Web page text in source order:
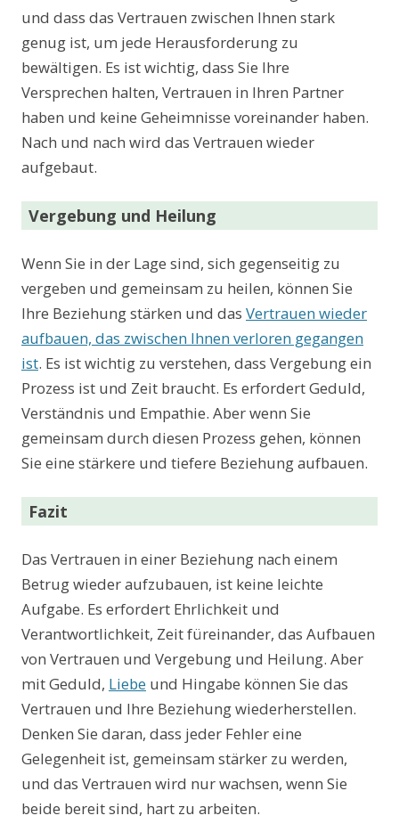
und dass das Vertrauen zwischen Ihnen stark
genug ist, um jede Herausforderung zu
bewältigen. Es ist wichtig, dass Sie Ihre
Versprechen halten, Vertrauen in Ihren Partner
haben und keine Geheimnisse voreinander haben.
Nach und nach wird das Vertrauen wieder
aufgebaut.
Vergebung und Heilung
Wenn Sie in der Lage sind, sich gegenseitig zu
vergeben und gemeinsam zu heilen, können Sie
Ihre Beziehung stärken und das Vertrauen wieder
aufbauen, das zwischen Ihnen verloren gegangen
ist. Es ist wichtig zu verstehen, dass Vergebung ein
Prozess ist und Zeit braucht. Es erfordert Geduld,
Verständnis und Empathie. Aber wenn Sie
gemeinsam durch diesen Prozess gehen, können
Sie eine stärkere und tiefere Beziehung aufbauen.
Fazit
Das Vertrauen in einer Beziehung nach einem
Betrug wieder aufzubauen, ist keine leichte
Aufgabe. Es erfordert Ehrlichkeit und
Verantwortlichkeit, Zeit füreinander, das Aufbauen
von Vertrauen und Vergebung und Heilung. Aber
mit Geduld, Liebe und Hingabe können Sie das
Vertrauen und Ihre Beziehung wiederherstellen.
Denken Sie daran, dass jeder Fehler eine
Gelegenheit ist, gemeinsam stärker zu werden,
und das Vertrauen wird nur wachsen, wenn Sie
beide bereit sind, hart zu arbeiten.